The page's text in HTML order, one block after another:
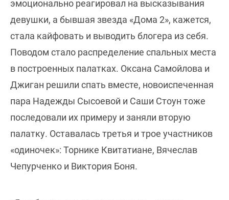
эмоционально реагировал на высказывания
девушки, а бывшая звезда «Дома 2», кажется,
стала кайфовать и выводить блогера из себя.
Поводом стало распределение спальных места
в построенных палатках. Оксана Самойлова и
Джиган решили спать вместе, новоиспеченная
пара Надежды Сысоевой и Саши Стоун тоже
последовали их примеру и заняли вторую
палатку. Оставалась третья и трое участников
«одиночек»: Торнике Квитатиане, Вячеслав
Чепурченко и Виктория Боня.